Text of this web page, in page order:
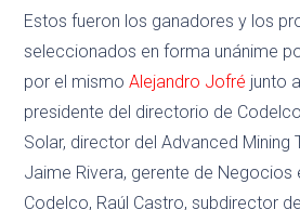
Estos fueron los ganadores y los
seleccionados en forma unánime
por el mismoAlejandro Jofré junto
presidente del directorio de
Solar, director del Advanced Mining
Jaime Rivera, gerente de Negocios
Codelco, Raúl Castro, subdirector